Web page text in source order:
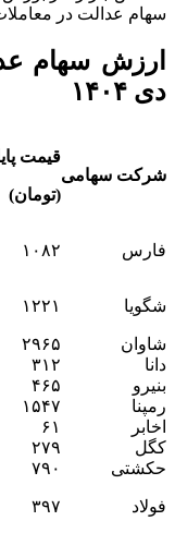
سهام عدالت در
دی ۱۴۰۴
شرکت سهامی
قیمت
(تومان)
فارس ۱۰۸۲
شگویا ۱۲۲۱
شاوان ۲۹۶۵
دانا
۳۱۲
بنیرو
۴۶۵
رمپنا
۱۵۴۷
اخابر
۶۱
کگل
۲۷۹
حکشتی‌
۷۹۰
فولاد ۳۹۷